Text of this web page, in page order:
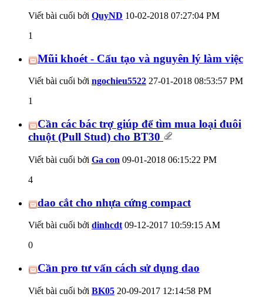
Viết bài cuối bởi QuyND 10-02-2018 07:27:04 PM
1
Mũi khoét - Cấu tạo và nguyên lý làm việc
Viết bài cuối bởi ngochieu5522 27-01-2018 08:53:57 PM
1
Cần các bác trợ giúp để tìm mua loại đuôi
chuột (Pull Stud) cho BT30
Viết bài cuối bởi Ga con 09-01-2018 06:15:22 PM
4
dao cắt cho nhựa cứng compact
Viết bài cuối bởi dinhcdt 09-12-2017 10:59:15 AM
0
Cần pro tư vấn cách sử dụng dao
Viết bài cuối bởi BK05 20-09-2017 12:14:58 PM